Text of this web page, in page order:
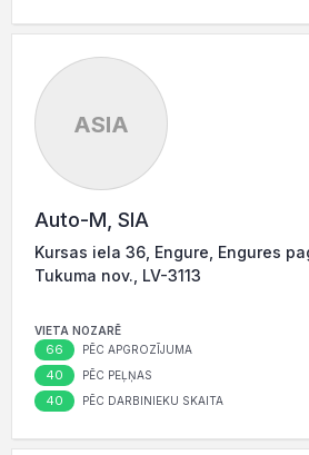
ASIA
Auto-M, SIA
Kursas iela 36, Engure, Engures
Tukuma nov., LV-3113
VIETA NOZARĒ
66 PĒC APGROZĪJUMA
40 PĒC PEĻŅAS
40 PĒC DARBINIEKU SKAITA